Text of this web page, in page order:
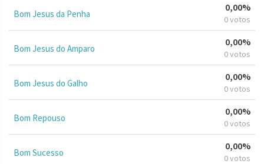
Bom Jesus da Penha
0,00%
0 votos
Bom Jesus do Amparo
0,00%
0 votos
Bom Jesus do Galho
0,00%
0 votos
Bom Repouso
0,00%
0 votos
Bom Sucesso
0,00%
0 votos